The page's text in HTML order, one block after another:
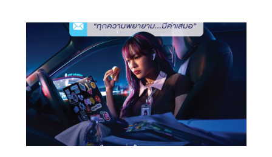
ไฟฟ้านครหลวง (กฟน.)